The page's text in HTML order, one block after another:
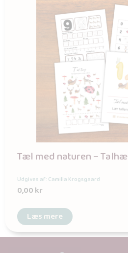
Tæl med naturen –
Udgives af: Camilla Krogsgaard
0,00kr
Læs mere